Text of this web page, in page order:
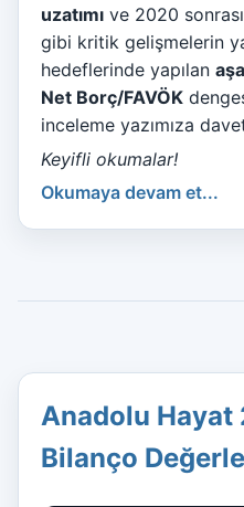
uzatımı ve 2020
gibi kritik gelişmelerin
hedeflerinde yapılan
Net Borç/FAVÖK
inceleme yazımıza
Keyifli okumalar!
Okumaya devam et...
Anadolu Hayat
Bilanço